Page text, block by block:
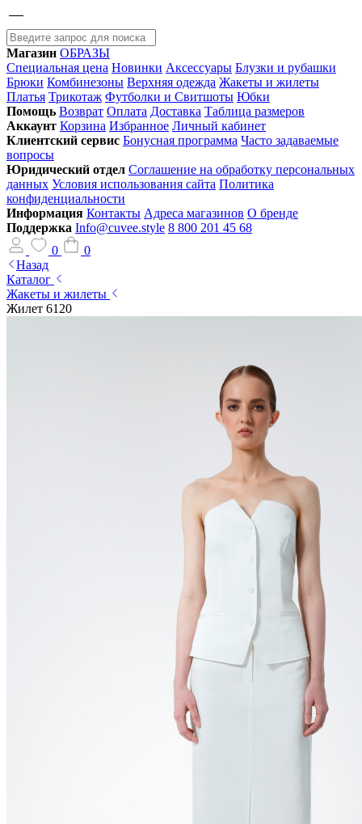
Магазин ОБРАЗЫ
Специальная цена Новинки Аксессуары Блузки и рубашки
Брюки Комбинезоны Верхняя одежда Жакеты и жилеты
Платья Трикотаж Футболки и Свитшоты Юбки
Помощь Возврат Оплата Доставка Таблица размеров
Аккаунт Корзина Избранное Личный кабинет
Клиентский сервис Бонусная программа Часто задаваемые
вопросы
Юридический отдел Соглашение на обработку персональных
данных Условия использования сайта Политика
конфиденциальности
Информация Контакты Адреса магазинов О бренде
Поддержка Info@cuvee.style 8 800 201 45 68
0
0
Назад
Каталог
Жакеты и жилеты
Жилет 6120